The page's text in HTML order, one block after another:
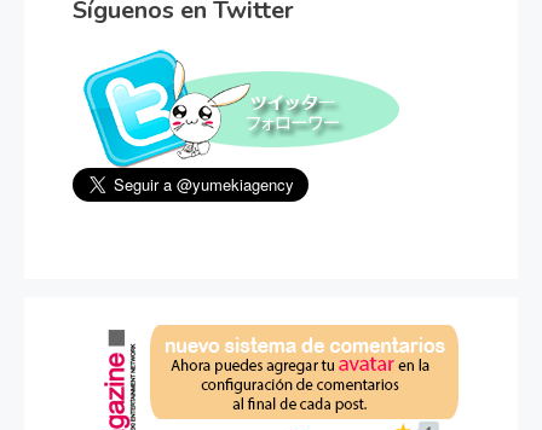
Síguenos en Twitter